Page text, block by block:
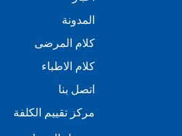
المدونة
كلام المرضى
كلام الاطباء
اتصل بنا
مركز تقييم الكلفة